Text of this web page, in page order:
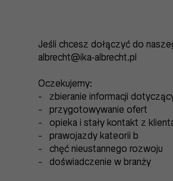
Jeśli chcesz dołączyć do
albrecht@ika-albrecht.pl
Oczekujemy:
- zbieranie informacji
- przygotowywanie ofert
- opieka i stały kontakt z
- prawojazdy kateorii b
- chęć nieustannego rozwoju
- doświadczenie w branży